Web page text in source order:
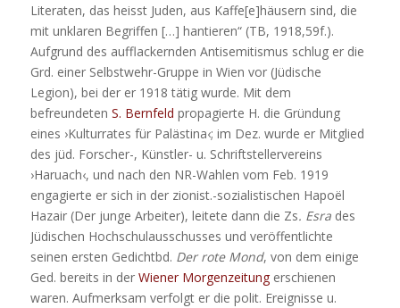
Literaten, das heisst Juden, aus Kaffe[e]häusern sind, die
mit unklaren Begriffen […] hantieren“ (TB, 1918,59f.).
Aufgrund des aufflackernden Antisemitismus schlug er die
Grd. einer Selbstwehr-Gruppe in Wien vor (Jüdische
Legion), bei der er 1918 tätig wurde. Mit dem
befreundeten S. Bernfeld propagierte H. die Gründung
eines ›Kulturrates für Palästina‹; im Dez. wurde er Mitglied
des jüd. Forscher-, Künstler- u. Schriftstellervereins
›Haruach‹, und nach den NR-Wahlen vom Feb. 1919
engagierte er sich in der zionist.-sozialistischen Hapoël
Hazair (Der junge Arbeiter), leitete dann die Zs. Esrades
Jüdischen Hochschulausschusses und veröffentlichte
seinen ersten Gedichtbd. Der rote Mond, von dem einige
Ged. bereits in der Wiener Morgenzeitungerschienen
waren. Aufmerksam verfolgt er die polit. Ereignisse u.